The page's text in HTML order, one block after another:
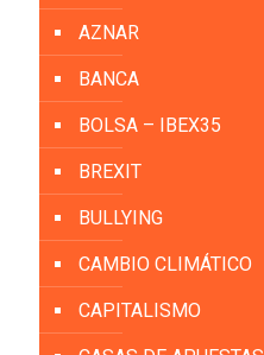
AZNAR
BANCA
BOLSA – IBEX35
BREXIT
BULLYING
CAMBIO CLIMÁTICO
CAPITALISMO